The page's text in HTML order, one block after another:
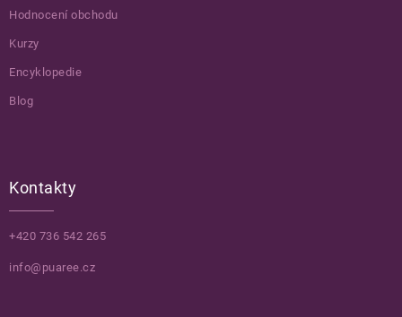
Hodnocení obchodu
Kurzy
Encyklopedie
Blog
Kontakty
+420 736 542 265
info@puaree.cz